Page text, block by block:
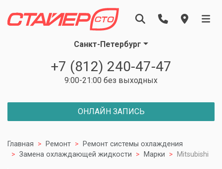
Санкт-Петербург
+7 (812) 240-47-47
9:00-21:00 без выходных
ОНЛАЙН ЗАПИСЬ
Главная Ремонт
Ремонт системы охлаждения
Замена охлаждающей жидкости
Марки Mitsubishi